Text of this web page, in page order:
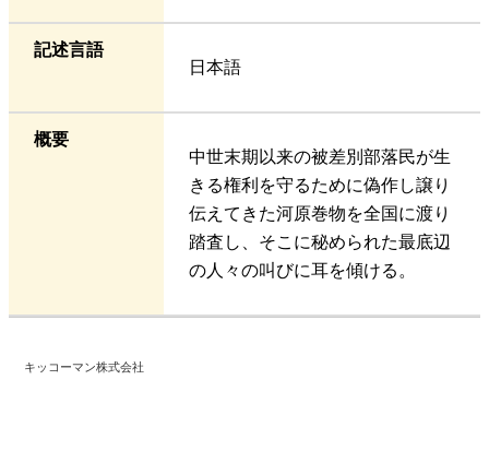
記述言語
日本語
概要
中世末期以来の被差別部落民が生
きる権利を守るために偽作し譲り
伝えてきた河原巻物を全国に渡り
踏査し、そこに秘められた最底辺
の人々の叫びに耳を傾ける。
キッコーマン株式会社